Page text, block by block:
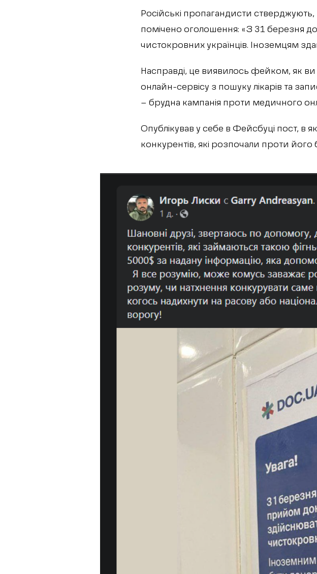
Російські пропагандисти стверджують,
помічено оголошення: «З 31 березня
чистокровних українців. Іноземцям
Насправді, це виявилось фейком, як ви
онлайн-сервісу з пошуку лікарів та
– брудна кампанія проти медичного
Опублікував у себе в Фейсбуці пост, в
конкурентів, які розпочали проти його